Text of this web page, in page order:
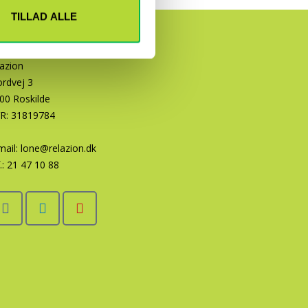
TILLAD ALLE
3
Roskilde
31819784
lone@relazion.dk
21 47 10 88